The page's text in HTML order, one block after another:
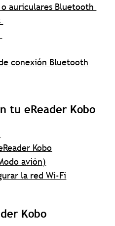
auriculares Bluetooth
conexión Bluetooth
tu eReader Kobo
Kobo
avión)
la red Wi-Fi
Kobo